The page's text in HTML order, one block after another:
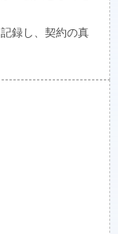
録し、契約の真